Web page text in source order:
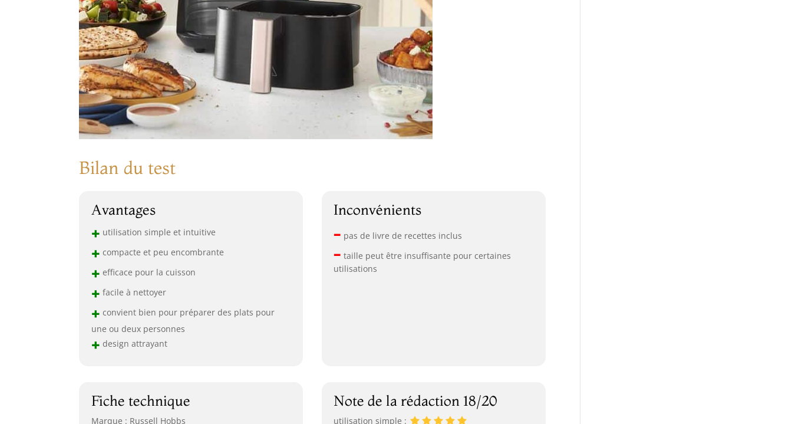
Bilan du test
Avantages
+ utilisation simple et intuitive
+ compacte et peu encombrante
+ efficace pour la cuisson
+ facile à nettoyer
+ convient bien pour préparer des plats pour
une ou deux personnes
+ design attrayant
Inconvénients
– pas de livre de recettes inclus
– taille peut être insuffisante pour certaines
utilisations
Fiche technique
Marque : Russell Hobbs
Note de la rédaction 18/20
utilisation simple :